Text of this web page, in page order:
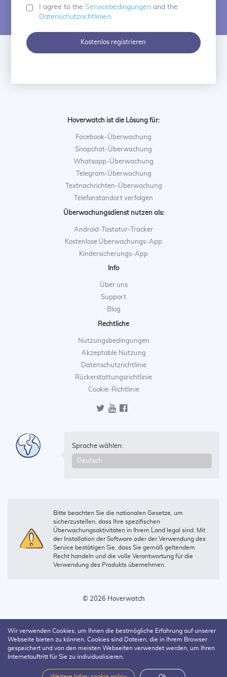
I agree to the Servicebedingungenand the
Datenschutzrichtlinien.
Kostenlos registrieren
Hoverwatch ist die Lösung für:
Facebook-Überwachung
Snapchat-Überwachung
Whatsapp-Überwachung
Telegram-Überwachung
Textnachrichten-Überwachung
Telefonstandort verfolgen
Überwachungsdienst nutzen als:
Android-Tastatur-Tracker
Kostenlose Überwachungs-App
Kindersicherungs-App
Info
Über uns
Support
Blog
Rechtliche
Nutzungsbedingungen
Akzeptable Nutzung
Datenschutzrichtlinie
Rückerstattungsrichtlinie
Cookie-Richtlinie
Sprache wählen:
Bitte beachten Sie die nationalen Gesetze, um
sicherzustellen, dass Ihre spezifischen
Überwachungsaktivitäten in Ihrem Land legal sind. Mit
der Installation der Software oder der Verwendung des
Service bestätigen Sie, dass Sie gemäß geltendem
Recht handeln und die volle Verantwortung für die
Verwendung des Produkts übernehmen.
© 2026 Hoverwatch
Wir verwenden Cookies, um Ihnen die bestmögliche Erfahrung auf unserer
Webseite bieten zu können. Cookies sind Dateien, die in Ihrem Browser
gespeichert und von den meisten Webseiten verwendet werden, um Ihren
Internetauftritt für Sie zu individualisieren.